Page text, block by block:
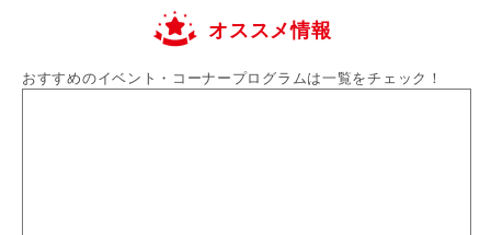
オススメ情報
おすすめのイベント・コーナープログラムは一覧をチェック！